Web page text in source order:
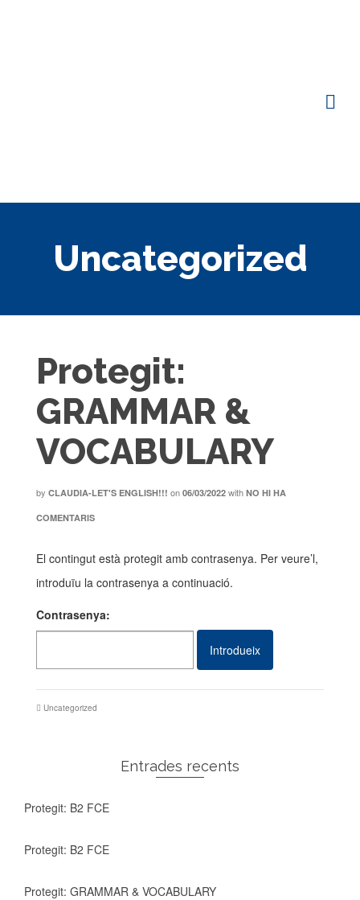
Uncategorized
Protegit:
GRAMMAR &
VOCABULARY
by CLAUDIA-LET'S ENGLISH!!! on 06/03/2022 with NO HI HA
COMENTARIS
El contingut està protegit amb contrasenya. Per veure’l,
introduïu la contrasenya a continuació.
Contrasenya:
Uncategorized
Entrades recents
Protegit: B2 FCE
Protegit: B2 FCE
Protegit: GRAMMAR & VOCABULARY